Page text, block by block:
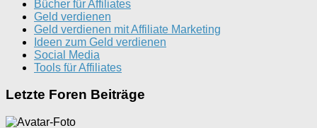
Bücher für Affiliates
Geld verdienen
Geld verdienen mit Affiliate Marketing
Ideen zum Geld verdienen
Social Media
Tools für Affiliates
Letzte Foren Beiträge